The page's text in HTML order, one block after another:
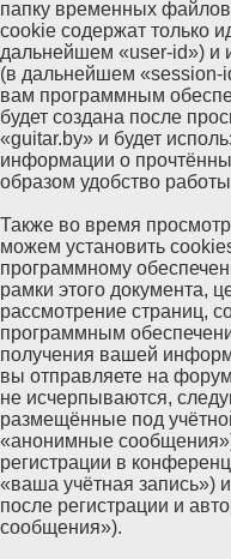
папку временных
cookie содержат только
дальнейшем «user-id») и
(в дальнейшем «session-
вам программным
будет создана после
«guitar.by» и будет
информации о
образом удобство
Также во время
можем установить
программному
рамки этого документа,
рассмотрение страниц,
программным
получения вашей
вы отправляете на
не исчерпываются,
размещённые под
«анонимные
регистрации в
«ваша учётная запись»)
после регистрации и
сообщения»).